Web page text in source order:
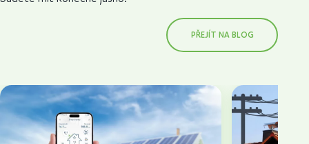
PŘEJÍT NA BLOG